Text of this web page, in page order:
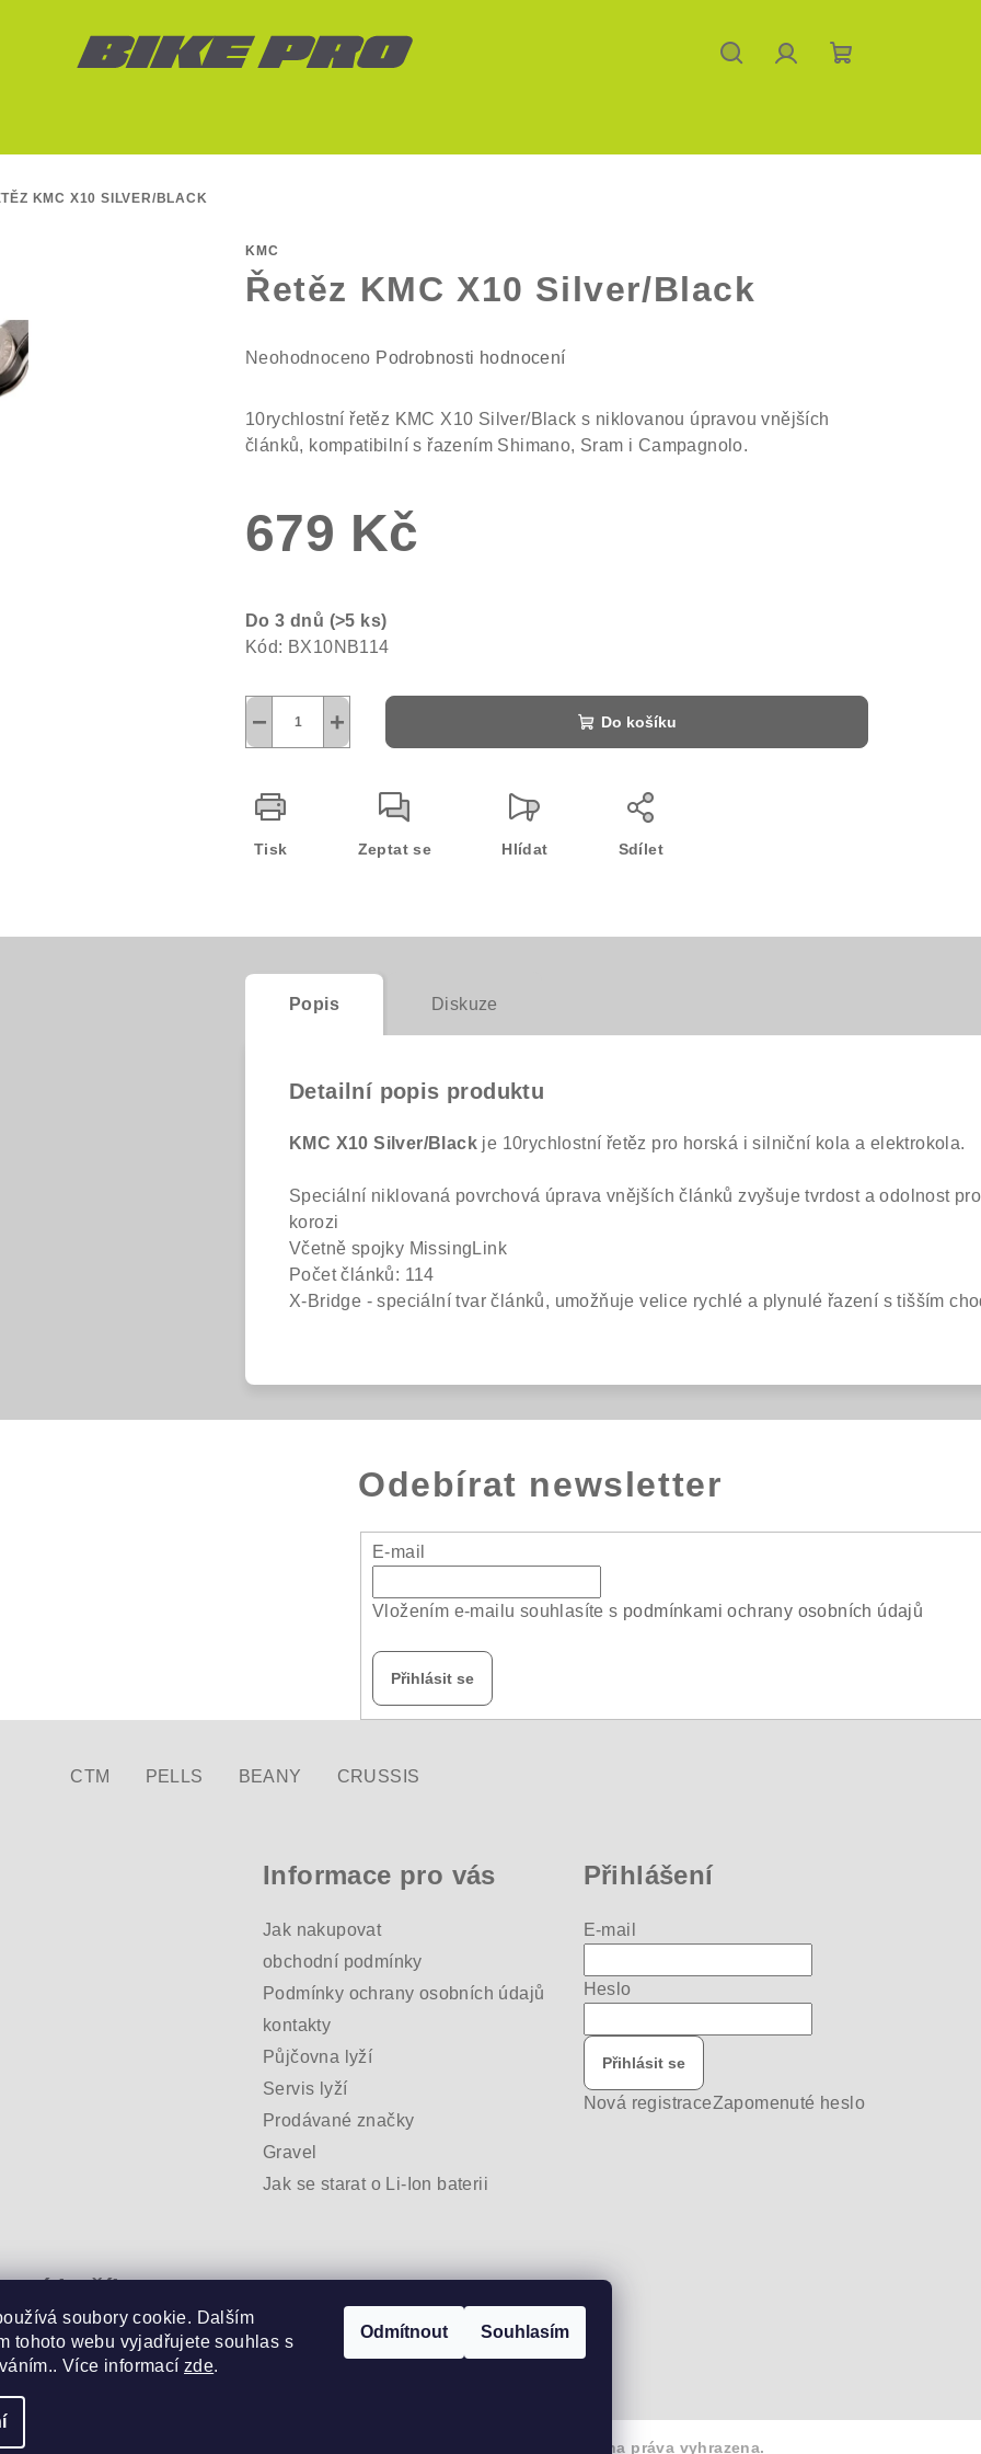
soubory cookie. Dalším
tohoto webu vyjadřujete souhlas s
Více informací zde.
Odmítnout Souhlasím
košík
KMC X10 SILVER/BLACK
KMC
Řetěz KMC X10 Silver/Black
Průměrné
produktu
je
5
hvězdiček.
Neohodnoceno Podrobnosti hodnocení
10rychlostní řetěz KMC X10 Silver/Black s niklovanou úpravou vnějších
článků, kompatibilní s řazením Shimano, Sram i Campagnolo.
679 Kč
cena:
Do 3 dnů (>5 ks)
Kód: BX10NB114
+
− Do košíku
Tisk Zeptat se Hlídat Sdílet
Popis Diskuze
Detailní popis produktu
KMC X10 Silver/Black je 10rychlostní řetěz pro horská i silniční kola a elektrokola.
Speciální niklovaná povrchová úprava vnějších článků zvyšuje tvrdost a odolnost
korozi
Včetně spojky MissingLink
Počet článků: 114
X-Bridge - speciální tvar článků, umožňuje velice rychlé a plynulé řazení s tišším
Odebírat newsletter
E-mail
Vložením e-mailu souhlasíte s podmínkami ochrany osobních údajů
Přihlásit se
CTM PELLS BEANY CRUSSIS
Informace pro vás
Jak nakupovat
obchodní podmínky
Podmínky ochrany osobních údajů
kontakty
Půjčovna lyží
Servis lyží
Prodávané značky
Gravel
Jak se starat o Li-Ion baterii
Přihlášení
E-mail
Heslo
Přihlásit se
Nová registraceZapomenuté heslo
košík
0 Kč
. Všechna práva vyhrazena.